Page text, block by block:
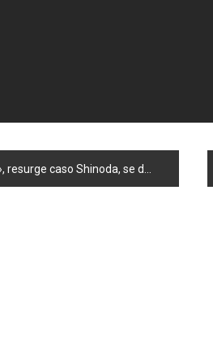
se desploman ventas y Tomochin motociclista